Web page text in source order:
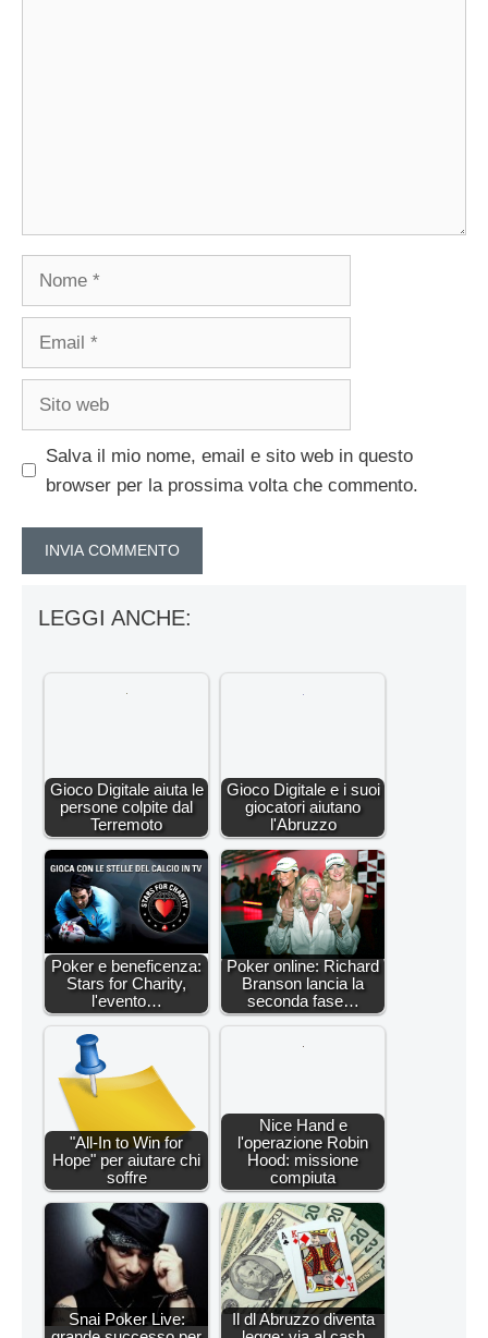
Nome
Email
Sito
Salva il mio nome, email e sito web in questo
browser per la prossima volta che commento.
LEGGI ANCHE:
Gioco Digitale aiuta le
persone colpite dal
Terremoto
Gioco Digitale e i suoi
giocatori aiutano
l'Abruzzo
Poker e beneficenza:
Stars for Charity,
l'evento…
Poker online: Richard
Branson lancia la
seconda fase…
"All-In to Win for
Hope" per aiutare chi
soffre
Nice Hand e
l'operazione Robin
Hood: missione
compiuta
Snai Poker Live:
Il dl Abruzzo diventa